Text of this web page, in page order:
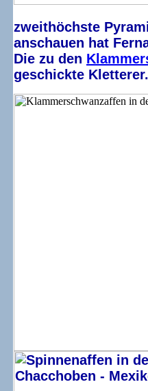
zweithöchste
anschauen hat
Die zu den
geschickte Kletterer.